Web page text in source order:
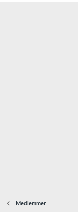
Medlemmer